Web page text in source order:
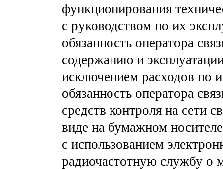
функционирования
с руководством по их
обязанность оператора
содержанию и
исключением расходов по
обязанность оператора
средств контроля на сети
виде на бумажном
с использованием
радиочастотную службу о